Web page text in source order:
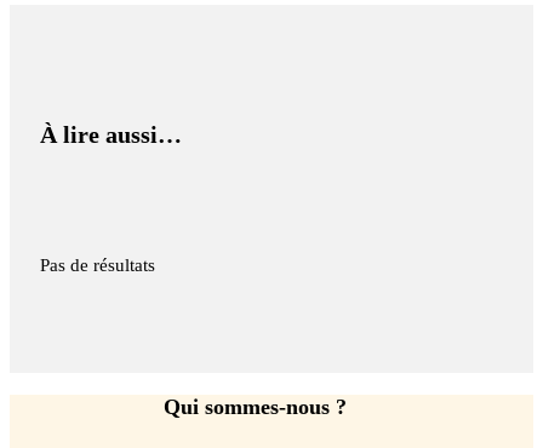
À lire aussi…
Pas de résultats
Qui sommes-nous ?